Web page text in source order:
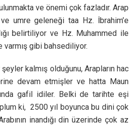
ve önemi çok fazladır. Arap
umre geleneği taa Hz. İbrahim’e
belirtiliyor ve Hz. Muhammed ile
varmış gibi bahsediliyor.
kalmış olduğunu, Arapların hac
devam etmişler ve hatta Maun
gafil idiler. Belki de tarihte eşi
ki, 2500 yıl boyunca bu dini çok
inandığı din üzerinde çok az